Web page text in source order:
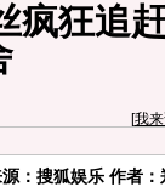
疯狂追
[我
：搜狐娱乐 作者